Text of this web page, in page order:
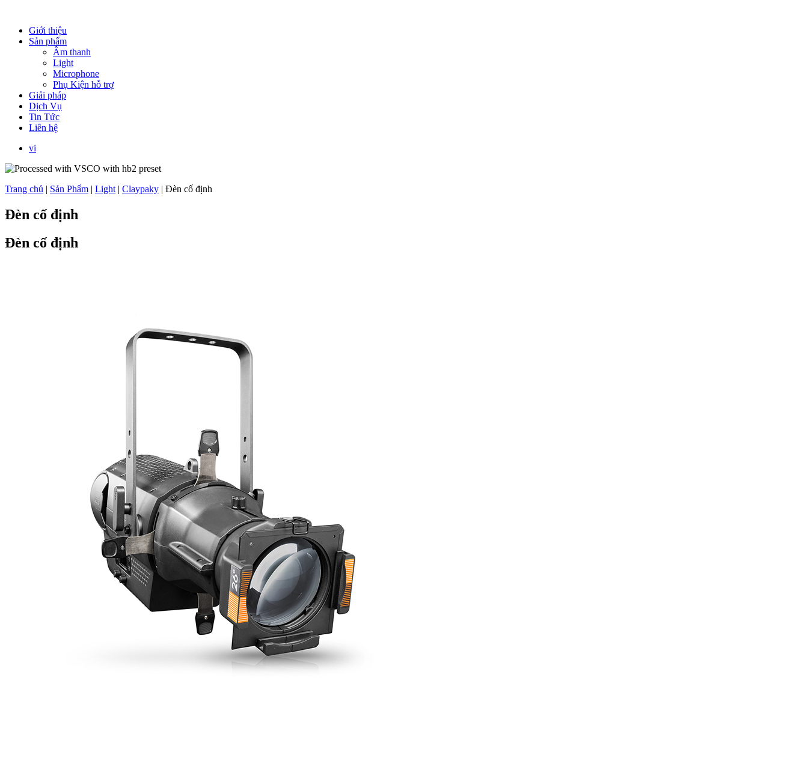
Giới thiệu
Sản phẩm
Âm thanh
Light
Microphone
Phụ Kiện hỗ trợ
Giải pháp
Dịch Vụ
Tin Tức
Liên hệ
vi
Trang chủ | Sản Phẩm | Light | Claypaky | Đèn cố định
Đèn cố định
Đèn cố định